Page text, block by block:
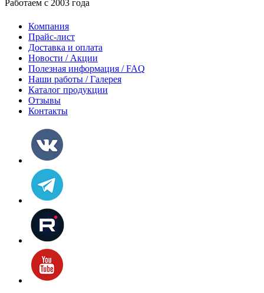
Работаем с 2003 года
Компания
Прайс-лист
Доставка и оплата
Новости / Акции
Полезная информация / FAQ
Наши работы / Галерея
Каталог продукции
Отзывы
Контакты